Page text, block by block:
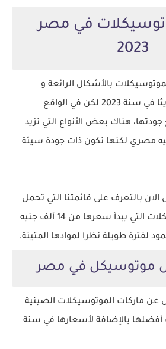
في مصر
2023
بالأشكال الرائعة و
الجديدة التي ظهرت حديثا في سنة 2023 لكن في الواقع
هناك بعض الأنواع التي تزيد
12 ألف جنيه مصري لكنها تكون ذات جودة سيئة
بالتعرف على قائمتنا التي تحمل
أرخص وأجود الموتوسيكلات التي يبدأ سعرها من 14 ألف جنيه
لفترة طويلة نظرا لموادها المتينة.
موتوسيكل في مصر
ماركات الموتوسيكلات الصينية
بالإضافة لأسعارها في سنة